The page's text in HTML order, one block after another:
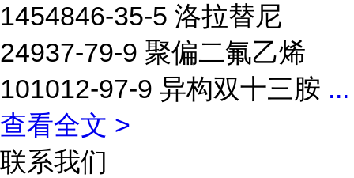
1454846-35-5 洛拉替尼
24937-79-9 聚偏二氟乙烯
101012-97-9 异构双十三胺 ...
查看全文 >
联系我们